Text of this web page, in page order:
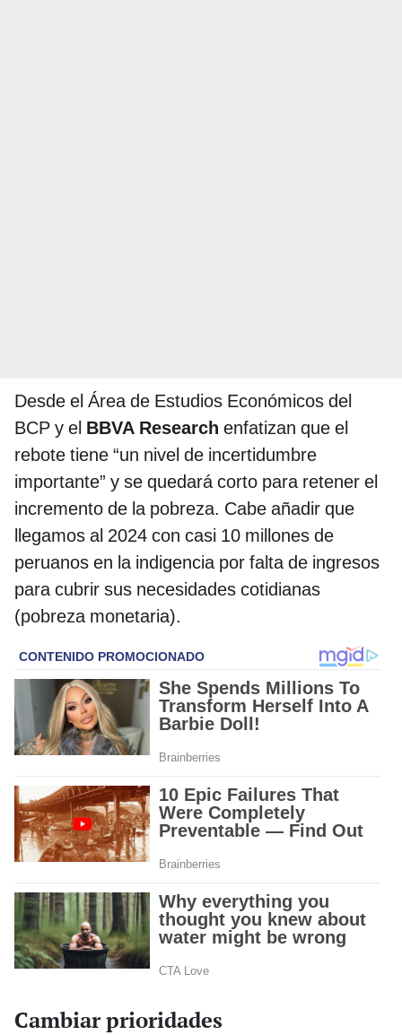
Desde el Área de Estudios Económicos del
BCP y el BBVA Research enfatizan que el
rebote tiene “un nivel de incertidumbre
importante” y se quedará corto para retener el
incremento de la pobreza. Cabe añadir que
llegamos al 2024 con casi 10 millones de
peruanos en la indigencia por falta de ingresos
para cubrir sus necesidades cotidianas
(pobreza monetaria).
Cambiar prioridades